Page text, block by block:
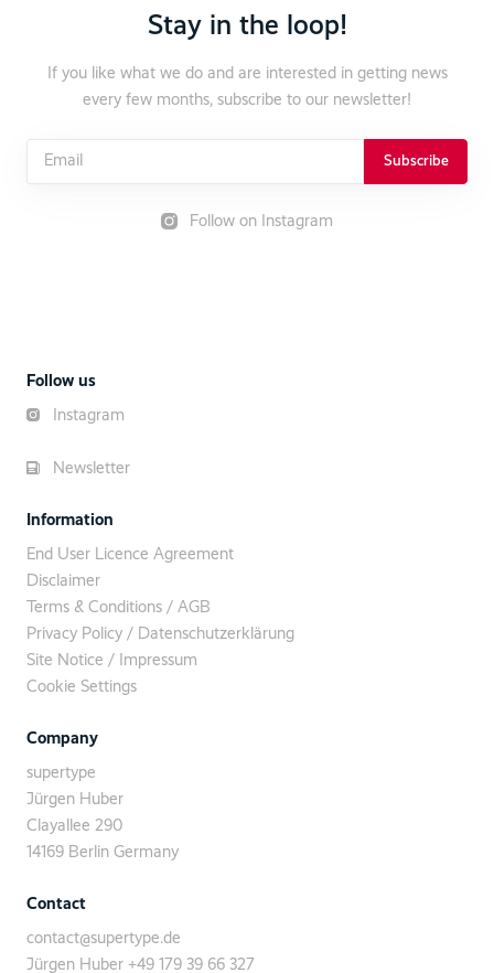
Stay in the loop!
If you like what we do and are interested in getting news
every few months, subscribe to our newsletter!
Subscribe
Follow on Instagram
Follow us
Instagram
Newsletter
Information
End User Licence Agreement
Disclaimer
Terms & Conditions / AGB
Privacy Policy / Datenschutzerklärung
Site Notice / Impressum
Cookie Settings
Company
supertype
Jürgen Huber
Clayallee 290
14169 Berlin Germany
Contact
contact@supertype.de
Jürgen Huber +49 179 39 66 327